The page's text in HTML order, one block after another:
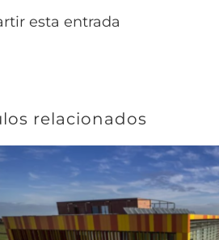
esta entrada
relacionados